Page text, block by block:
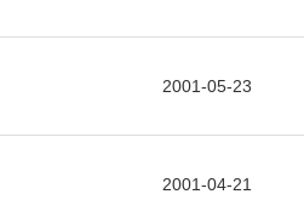
2001-05-23
2001-04-21